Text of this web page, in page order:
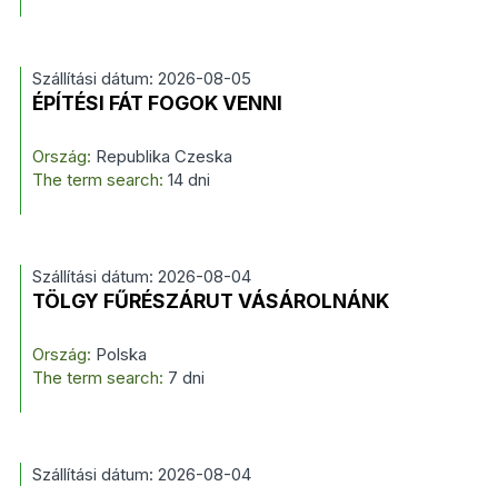
Szállítási dátum: 2026-08-05
ÉPÍTÉSI FÁT FOGOK VENNI
Ország: Republika Czeska
The term search: 14 dni
Szállítási dátum: 2026-08-04
TÖLGY FŰRÉSZÁRUT VÁSÁROLNÁNK
Ország: Polska
The term search: 7 dni
Szállítási dátum: 2026-08-04